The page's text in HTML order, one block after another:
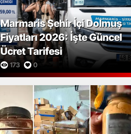
Marmaris Şehir İçi Dolmuş
Fiyatları 2026: İşte Güncel
Ücret Tarifesi
173 0